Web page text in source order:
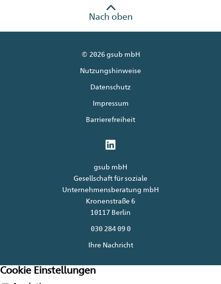
Nach oben
© 2026 gsub mbH
Nutzungshinweise
Datenschutz
Impressum
Barrierefreiheit
gsub mbH
Gesellschaft für soziale
Unternehmensberatung mbH
Kronenstraße 6
10117 Berlin
030 284 09 0
Ihre Nachricht
Cookie Einstellungen